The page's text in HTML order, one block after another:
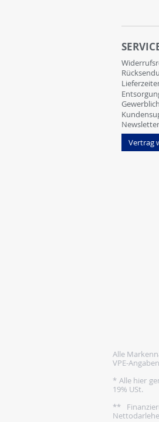
Newsletter
Vertrag
Alle
VPE-
* Alle hier
19% USt.
**